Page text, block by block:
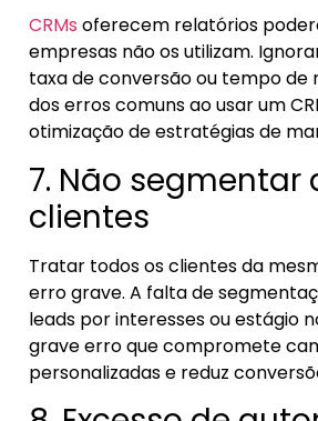
CRMs oferecem relatórios
empresas não os utilizam.
taxa de conversão ou tempo de
dos erros comuns ao usar um
otimização de estratégias de
7. Não segmentar
clientes
Tratar todos os clientes da
erro grave. A falta de
leads por interesses ou estágio
grave erro que compromete
personalizadas e reduz